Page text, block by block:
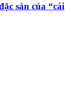
sản của “cái